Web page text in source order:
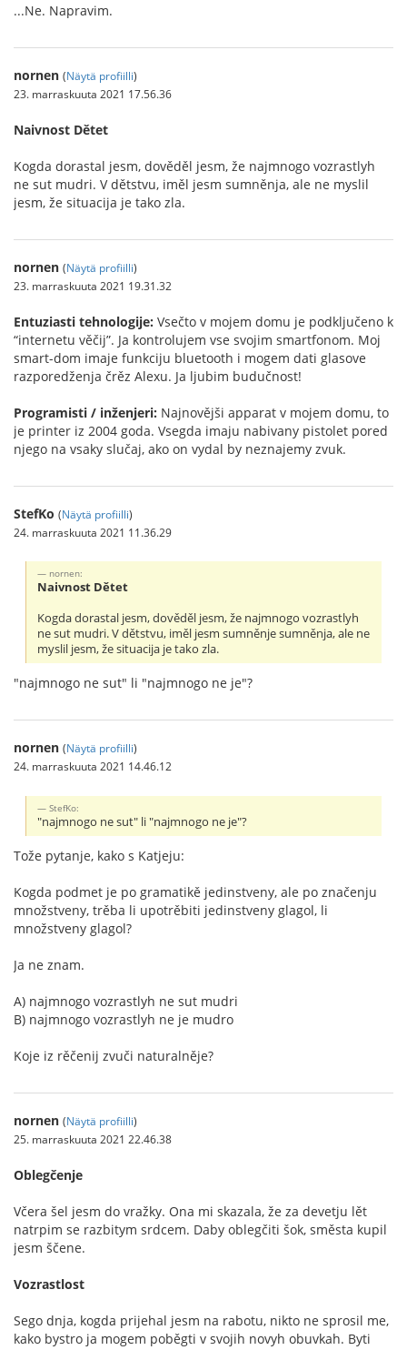
...Ne. Napravim.
nornen (Näytä profiilli)
23. marraskuuta 2021 17.56.36
Naivnost Dětet
Kogda dorastal jesm, dověděl jesm, že najmnogo vozrastlyh
ne sut mudri. V dětstvu, iměl jesm sumněnja, ale ne myslil
jesm, že situacija je tako zla.
nornen (Näytä profiilli)
23. marraskuuta 2021 19.31.32
Entuziasti tehnologije: Vsečto v mojem domu je podključeno k
“internetu věčij”. Ja kontrolujem vse svojim smartfonom. Moj
smart-dom imaje funkciju bluetooth i mogem dati glasove
razporedženja črěz Alexu. Ja ljubim budučnost!
Programisti / inženjeri: Najnovějši apparat v mojem domu, to
je printer iz 2004 goda. Vsegda imaju nabivany pistolet pored
njego na vsaky slučaj, ako on vydal by neznajemy zvuk.
StefKo (Näytä profiilli)
24. marraskuuta 2021 11.36.29
nornen:
Naivnost Dětet
Kogda dorastal jesm, dověděl jesm, že najmnogo vozrastlyh
ne sut mudri. V dětstvu, iměl jesm sumněnje sumněnja, ale ne
myslil jesm, že situacija je tako zla.
"najmnogo ne sut" li "najmnogo ne je"?
nornen (Näytä profiilli)
24. marraskuuta 2021 14.46.12
StefKo:
"najmnogo ne sut" li "najmnogo ne je"?
Tože pytanje, kako s Katjeju:
Kogda podmet je po gramatikě jedinstveny, ale po značenju
množstveny, trěba li upotrěbiti jedinstveny glagol, li
množstveny glagol?
Ja ne znam.
A) najmnogo vozrastlyh ne sut mudri
B) najmnogo vozrastlyh ne je mudro
Koje iz rěčenij zvuči naturalněje?
nornen (Näytä profiilli)
25. marraskuuta 2021 22.46.38
Oblegčenje
Včera šel jesm do vražky. Ona mi skazala, že za devetju lět
natrpim se razbitym srdcem. Daby oblegčiti šok, směsta kupil
jesm ščene.
Vozrastlost
Sego dnja, kogda prijehal jesm na rabotu, nikto ne sprosil me,
kako bystro ja mogem poběgti v svojih novyh obuvkah. Byti